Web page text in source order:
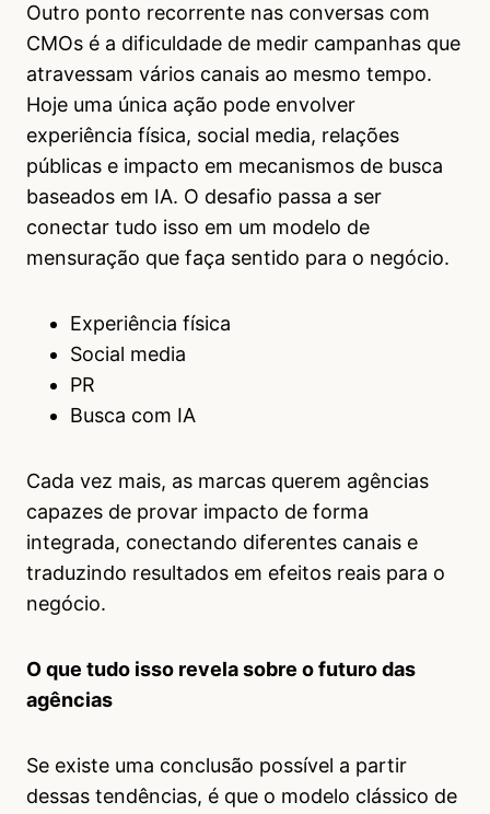
Outro ponto recorrente nas conversas com
CMOs é a dificuldade de medir campanhas que
atravessam vários canais ao mesmo tempo.
Hoje uma única ação pode envolver
experiência física, social media, relações
públicas e impacto em mecanismos de busca
baseados em IA. O desafio passa a ser
conectar tudo isso em um modelo de
mensuração que faça sentido para o negócio.
Experiência física
Social media
PR
Busca com IA
Cada vez mais, as marcas querem agências
capazes de provar impacto de forma
integrada, conectando diferentes canais e
traduzindo resultados em efeitos reais para o
negócio.
O que tudo isso revela sobre o futuro das
agências
Se existe uma conclusão possível a partir
dessas tendências, é que o modelo clássico de